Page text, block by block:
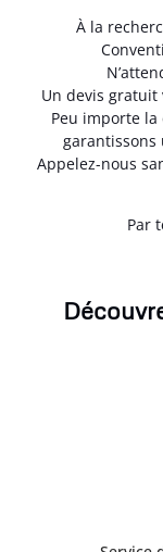
À la
Un devis gratuit
Peu importe
garantissons
Appelez-nous
Par